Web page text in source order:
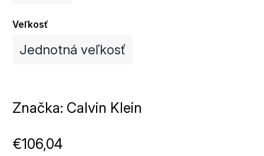
Veľkosť
Jednotná veľkosť
Značka: Calvin Klein
€106,04